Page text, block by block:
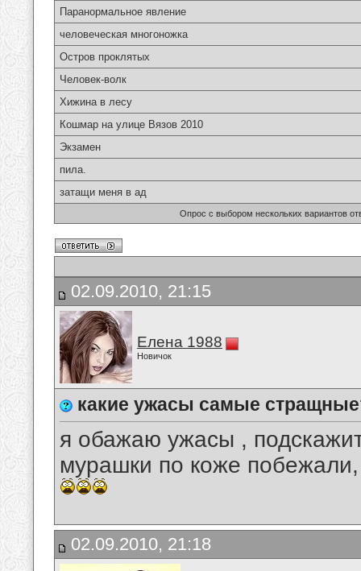
Паранормальное явление
человеческая многоножка
Остров проклятых
Человек-волк
Хижина в лесу
Кошмар на улице Вязов 2010
Экзамен
пила.
затащи меня в ад
Опрос с выбором нескольких вариантов
02.09.2010, 21:15
Елена 1988
Новичок
какие ужасы самые
я обажаю ужасы ,
мурашки по коже
02.09.2010, 21:18